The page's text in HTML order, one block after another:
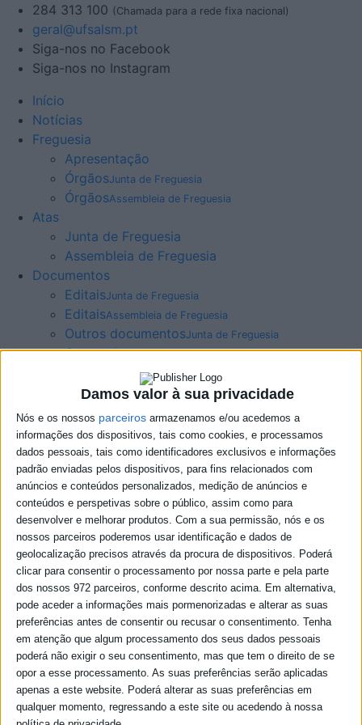
Damos valor à sua privacidade
Nós e os nossos parceiros armazenamos e/ou acedemos a
informações dos dispositivos, tais como cookies, e processamos
dados pessoais, tais como identificadores exclusivos e informações
padrão enviadas pelos dispositivos, para fins relacionados com
anúncios e conteúdos personalizados, medição de anúncios e
conteúdos e perspetivas sobre o público, assim como para
desenvolver e melhorar produtos. Com a sua permissão, nós e os
nossos parceiros poderemos usar identificação e dados de
geolocalização precisos através da procura de dispositivos. Poderá
clicar para consentir o processamento por nossa parte e pela parte
dos nossos 972 parceiros, conforme descrito acima. Em alternativa,
pode aceder a informações mais pormenorizadas e alterar as suas
preferências antes de consentir ou recusar o consentimento. Tenha
em atenção que algum processamento dos seus dados pessoais
poderá não exigir o seu consentimento, mas que tem o direito de se
opor a esse processamento. As suas preferências serão aplicadas
apenas a este website. Poderá alterar as suas preferências em
qualquer momento, regressando a este site ou acedendo à nossa
284 313 100 (Chamada para a rede fixa nacional)
geral@ufsalsm.pt
Siga-nos no Facebook
Siga-nos no Instagram
Início
Notícias
Freguesia
Apresentação
ÓrgãosJunta de Freguesia
ÓrgãosAssembleia de Freguesia
Atas
Junta de Freguesia
Assembleia de Freguesia
Documentos
EditaisJunta de Freguesia
EditaisAssembleia de Freguesia
Outros documentosJunta de Freguesia
Outros documentosAssembleia de Freguesia
Contactos
Dia Internacional da Proteção
Civil
24-02-2022